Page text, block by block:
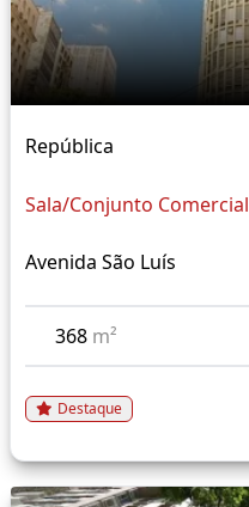
República
Sala/Conjunto Comercial
Avenida São Luís
368 m²
Destaque